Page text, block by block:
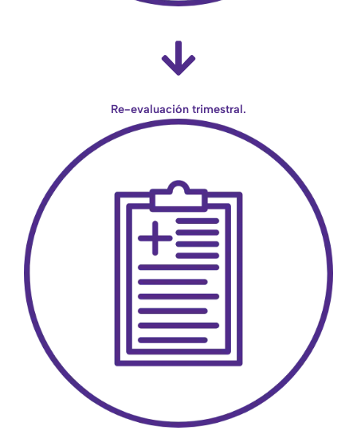
Re-evaluación trimestral.